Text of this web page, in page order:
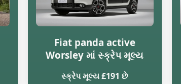
Fiat panda active
Worsley માં સ્ક્રેપ મૂલ્ય
સ્ક્રેપ મૂલ્ય £191 છે